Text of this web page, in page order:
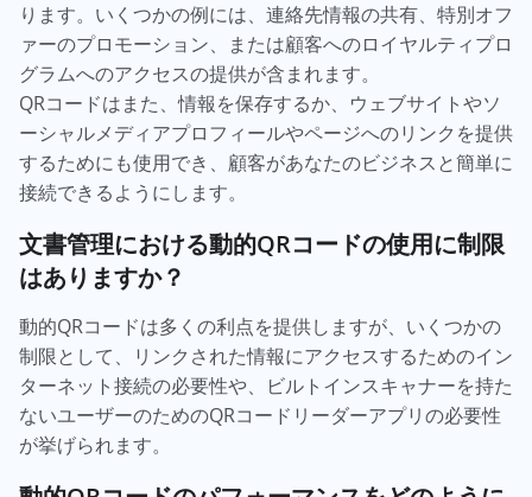
ります。いくつかの例には、連絡先情報の共有、特別オフ
ァーのプロモーション、または顧客へのロイヤルティプロ
グラムへのアクセスの提供が含まれます。
QRコードはまた、情報を保存するか、ウェブサイトやソ
ーシャルメディアプロフィールやページへのリンクを提供
するためにも使用でき、顧客があなたのビジネスと簡単に
接続できるようにします。
文書管理における動的QRコードの使用に制限
はありますか？
動的QRコードは多くの利点を提供しますが、いくつかの
制限として、リンクされた情報にアクセスするためのイン
ターネット接続の必要性や、ビルトインスキャナーを持た
ないユーザーのためのQRコードリーダーアプリの必要性
が挙げられます。